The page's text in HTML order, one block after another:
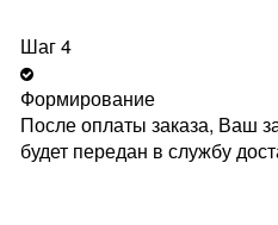
Шаг 4
Формирование
После оплаты заказа, Ваш
будет передан в службу